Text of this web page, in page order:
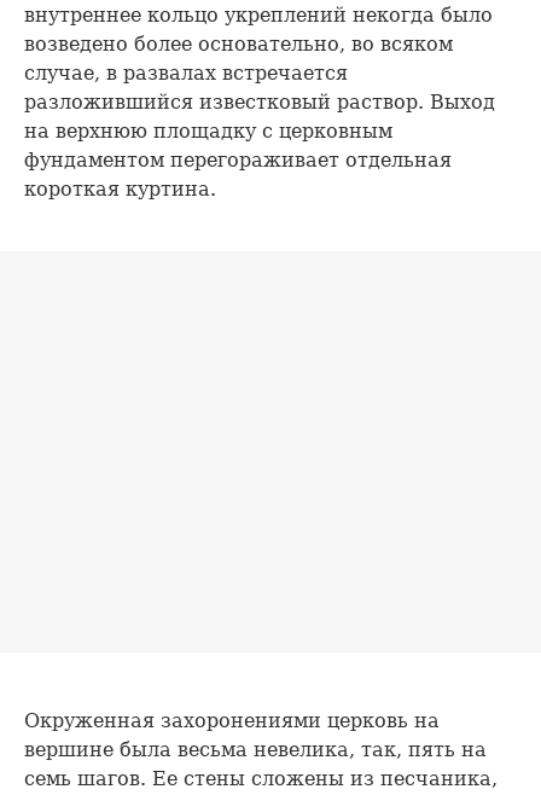
внутреннее кольцо укреплений некогда было
возведено более основательно, во всяком
случае, в развалах встречается
разложившийся известковый раствор. Выход
на верхнюю площадку с церковным
фундаментом перегораживает отдельная
короткая куртина.
Окруженная захоронениями церковь на
вершине была весьма невелика, так, пять на
семь шагов. Ее стены сложены из песчаника,